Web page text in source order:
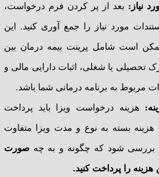
نیاز: بعد از پر کردن فرم درخواست،
مورد نیاز را جمع آوری کنید. این
است شامل پرینت بیمه درمان بین
تحصیلی یا شغلی، اثبات دارایی مالی و
مربوط به برنامه درمانی شما باشد.
هزینه درخواست ویزا باید پرداخت
هزینه بسته به نوع و مدت ویزا متفاوت
بررسی شود که چگونه و به چه صورت
هزینه را پرداخت کنید.